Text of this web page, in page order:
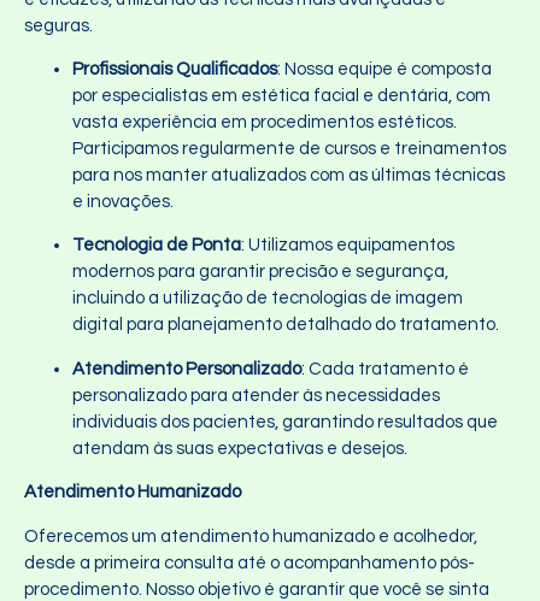
seguras.
Profissionais Qualificados: Nossa equipe é composta
por especialistas em estética facial e dentária, com
vasta experiência em procedimentos estéticos.
Participamos regularmente de cursos e treinamentos
para nos manter atualizados com as últimas técnicas
e inovações.
Tecnologia de Ponta: Utilizamos equipamentos
modernos para garantir precisão e segurança,
incluindo a utilização de tecnologias de imagem
digital para planejamento detalhado do tratamento.
Atendimento Personalizado: Cada tratamento é
personalizado para atender às necessidades
individuais dos pacientes, garantindo resultados que
atendam às suas expectativas e desejos.
Atendimento Humanizado
Oferecemos um atendimento humanizado e acolhedor,
desde a primeira consulta até o acompanhamento pós-
procedimento. Nosso objetivo é garantir que você se sinta